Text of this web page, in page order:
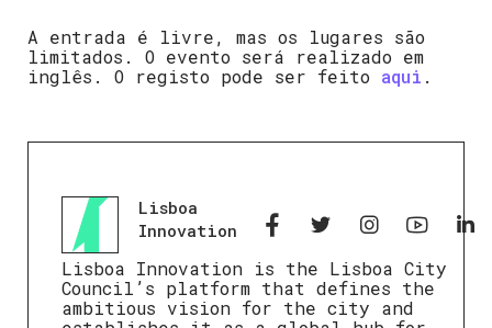
A entrada é livre, mas os lugares são
limitados. O evento será realizado em
inglês. O registo pode ser feito aqui .
Lisboa
Innovation
Lisboa Innovation is the Lisboa City
Council’s platform that defines the
ambitious vision for the city and